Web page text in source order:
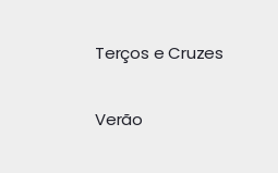
Terços e Cruzes
Verão